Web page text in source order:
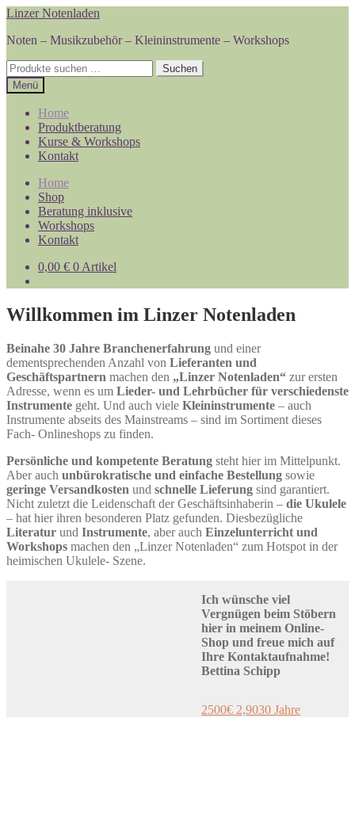
Zur
springen
Zum
springen
Linzer Notenladen
Noten – Musikzubehör – Kleininstrumente – Workshops
Suchen
nach:
Suchen
Menü
Home
Produktberatung
Kurse & Workshops
Kontakt
Home
Shop
Beratung inklusive
Workshops
Kontakt
0,00 € 0 Artikel
Willkommen im Linzer Notenladen
Beinahe 30 Jahre Branchenerfahrung und einer
dementsprechenden Anzahl von Lieferanten und
Geschäftspartnern machen den „Linzer Notenladen“ zur ersten
Adresse, wenn es um Lieder- und Lehrbücher für verschiedenste
Instrumente geht. Und auch viele Kleininstrumente – auch
Instrumente abseits des Mainstreams – sind im Sortiment dieses
Fach- Onlineshops zu finden.
Persönliche und kompetente Beratung steht hier im Mittelpunkt.
Aber auch unbürokratische und einfache Bestellung sowie
geringe Versandkosten und schnelle Lieferung sind garantiert.
Nicht zuletzt die Leidenschaft der Geschäftsinhaberin – die Ukulele
– hat hier ihren besonderen Platz gefunden. Diesbezügliche
Literatur und Instrumente, aber auch Einzelunterricht und
Workshops machen den „Linzer Notenladen“ zum Hotspot in der
heimischen Ukulele- Szene.
Ich wünsche viel
Vergnügen beim Stöbern
hier in meinem Online-
Shop und freue mich auf
Ihre Kontaktaufnahme!
Bettina Schipp
2500€ 2,9030 Jahre